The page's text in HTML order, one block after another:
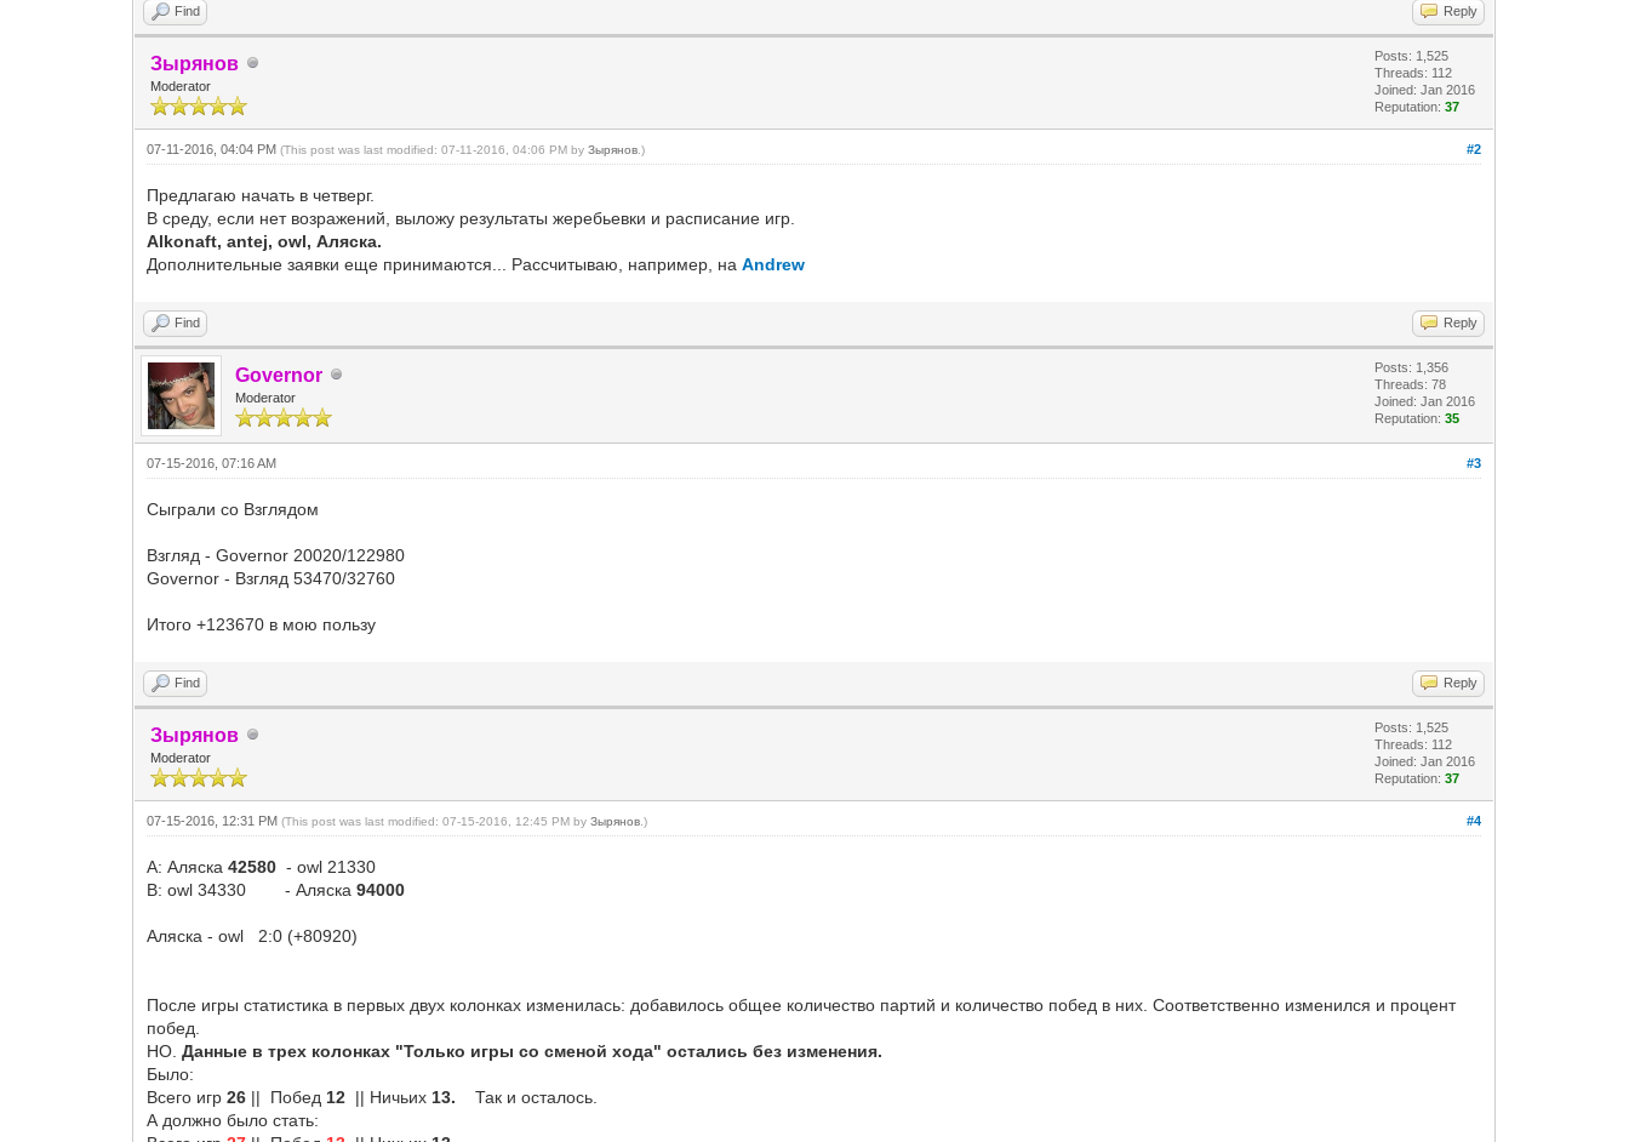
Find Reply
Зырянов
Moderator
Posts: 1,525
Threads: 112
Joined: Jan 2016
Reputation:37
#2
07-11-2016, 04:04 PM(This post was last modified: 07-11-2016, 04:06 PM byЗырянов .)
Предлагаю начать в четверг.
В среду, если нет возражений, выложу результаты жеребьевки и расписание игр.
Alkonaft, antej, owl, Аляска.
Дополнительные заявки еще принимаются... Рассчитываю, например, наAndrew
Find Reply
Governor
Moderator
Posts: 1,356
Threads: 78
Joined: Jan 2016
Reputation:35
#3
07-15-2016, 07:16 AM
Сыграли со Взглядом
Взгляд - Governor 20020/122980
Governor - Взгляд 53470/32760
Итого +123670 в мою пользу
Find Reply
Зырянов
Moderator
Posts: 1,525
Threads: 112
Joined: Jan 2016
Reputation:37
#4
07-15-2016, 12:31 PM(This post was last modified: 07-15-2016, 12:45 PM byЗырянов .)
А: Аляска42580- owl 21330
В: owl 34330 - Аляска94000
Аляска - owl 2:0 (+80920)
После игры статистика в первых двух колонках изменилась: добавилось общее количество партий и количество побед в них. Соответственно изменился и процент
побед.
НО.Данные в трех колонках "Только игры со сменой хода" остались без изменения.
Было:
Всего игр26 || Побед 12 || Ничьих 13.Так и осталось.
А должно было стать: